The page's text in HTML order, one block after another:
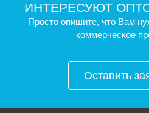
ИНТЕРЕСУЮТ
Просто опишите, что Вам
коммерческое
Оставить